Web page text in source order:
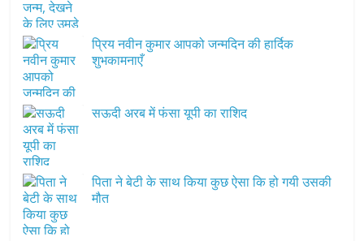
प्रिय नवीन कुमार आपको जन्मदिन की हार्दिक
शुभकामनाएँ
सऊदी अरब में फंसा यूपी का राशिद
पिता ने बेटी के साथ किया कुछ ऐसा कि हो गयी उसकी
मौत